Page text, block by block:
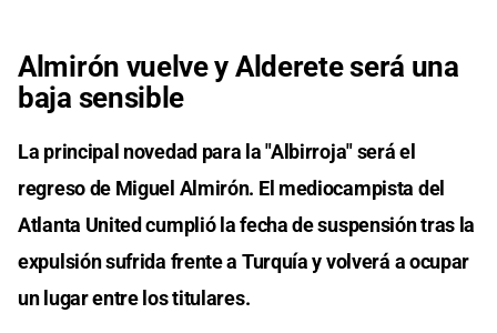
Almirón vuelve y Alderete será una
baja sensible
La principal novedad para la "Albirroja" será el
regreso de Miguel Almirón. El mediocampista del
Atlanta United cumplió la fecha de suspensión tras la
expulsión sufrida frente a Turquía y volverá a ocupar
un lugar entre los titulares.